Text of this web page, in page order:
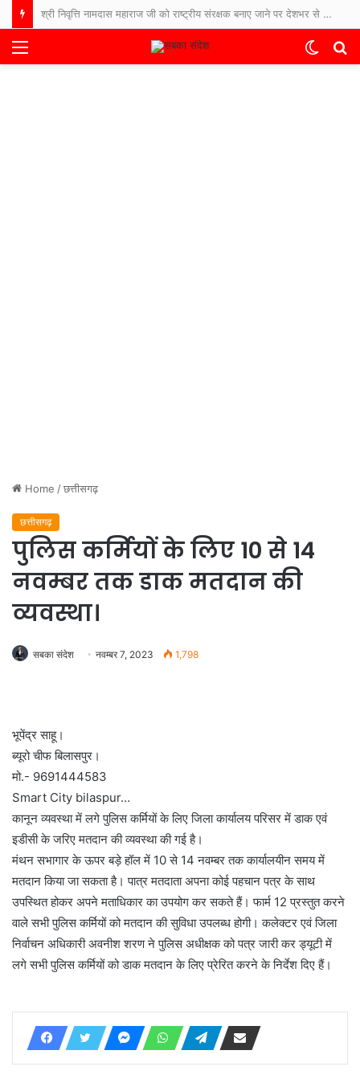
श्री निवृत्ति नामदास महाराज जी को राष्ट्रीय संरक्षक बनाए जाने पर देशभर से बधाइयों का तांता
Menu
Switch
Home /छत्तीसगढ़
छत्तीसगढ़
पुलिस कर्मियों के लिए 10 से 14
नवम्बर तक डाक मतदान की
व्यवस्था।
सबका संदेश नवम्बर 7, 2023 1,798
भूपेंद्र साहू।
ब्यूरो चीफ बिलासपुर।
मो.- 9691444583
Smart City bilaspur…
कानून व्यवस्था में लगे पुलिस कर्मियों के लिए जिला कार्यालय परिसर में डाक एवं
इडीसी के जरिए मतदान की व्यवस्था की गई है।
मंथन सभागार के ऊपर बड़े हॉल में 10 से 14 नवम्बर तक कार्यालयीन समय में
मतदान किया जा सकता है। पात्र मतदाता अपना कोई पहचान पत्र के साथ
उपस्थित होकर अपने मताधिकार का उपयोग कर सकते हैं। फार्म 12 प्रस्तुत करने
वाले सभी पुलिस कर्मियों को मतदान की सुविधा उपलब्ध होगी। कलेक्टर एवं जिला
निर्वाचन अधिकारी अवनीश शरण ने पुलिस अधीक्षक को पत्र जारी कर ड्यूटी में
लगे सभी पुलिस कर्मियों को डाक मतदान के लिए प्रेरित करने के निर्देश दिए हैं।